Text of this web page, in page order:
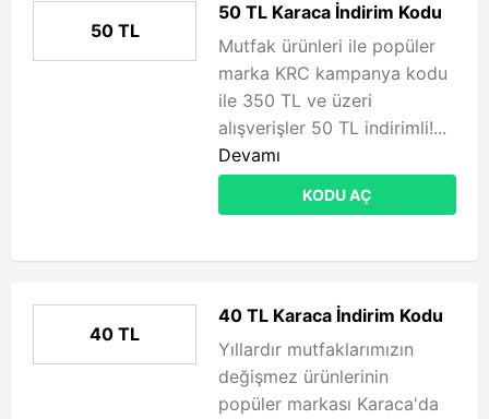
50 TL
50 TL Karaca İndirim Kodu
Mutfak ürünleri ile popüler
marka KRC kampanya kodu
ile 350 TL ve üzeri
alışverişler 50 TL indirimli!...
Devamı
KODU AÇ
40 TL
40 TL Karaca İndirim Kodu
Yıllardır mutfaklarımızın
değişmez ürünlerinin
popüler markası Karaca'da